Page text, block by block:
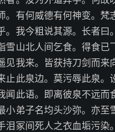
。有何威德有何神变。梵
。我今粗说其源。长者曰
雪山北人间乞食。得食已
见我来。皆获持刀剑而来
止此泉边。莫污辱此泉。
闻此语。即离彼泉不远而
小弟子名均头沙弥。亦至
泪冢间死人之衣血垢污染